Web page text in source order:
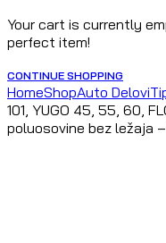
Your cart is currently
perfect item!
CONTINUE SHOPPING
HomeShopAuto Delovi
101, YUGO 45, 55, 60,
poluosovine bez ležaja